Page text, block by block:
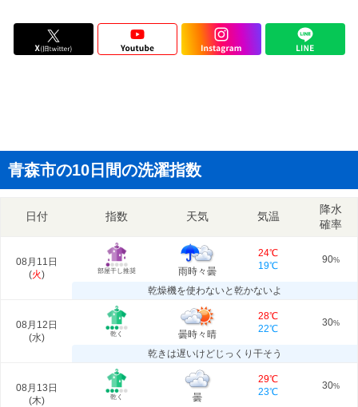
青森市の10日間の洗濯指数
日付 指数 天気 気温
降水
確率
08月11日
(火) 部屋干し推奨 雨時々曇
24℃
19℃
90%
乾燥機を使わないと乾かないよ
08月12日
(水) 乾く 曇時々晴
28℃
22℃
30%
乾きは遅いけどじっくり干そう
08月13日
(木) 乾く 曇
29℃
23℃
30%